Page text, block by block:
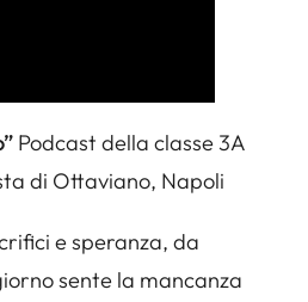
Podcast della classe 3A
di Ottaviano, Napoli
e speranza, da
sente la mancanza